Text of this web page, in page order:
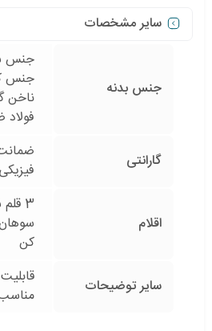
سایر مشخصات
جنس بدنه
جنس
جنس
ناخن
گارانتی
اقلام
3
کن
سایر توضیحات
قابلیت